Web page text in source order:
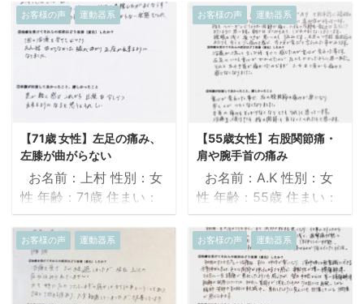
良くなり、朝の目覚めが
良くなった。朝起床して
からの動き出しが良くな
感じがした。現在の所は
歩行中の左足の内反(捻
り)は ...
日には膝の違和感がなく
なり、膝を伸ばした時の
不快感も無くなりまし
た。 ③体調が回復して
良かったこと、嬉 ...
師 ①治療を受ける前
の症状 肩こりがあり、ひ
どい時には吐き気や頭
また首を動かすと寝違え
たような痛みが見られ
れらの症状はどう改善
（変化）したか？ 1回の
施術で首の痛みがなくな
りました。首を動かしや
すくなったため、肩こり
も軽減しました。自覚は
なかったのですが、骨盤
のズレがあったらしく、
治療を受ける前の症状
20年前に左股関節の骨切
り術を受けて快適に過ご
していましたが、3年前
より歩行時に左股関節が
痛み、屈曲も悪くなり常
に整骨院や整体の治療が
必要な日常生活を送って
いました。 その結果、左
股関節の人工関節術をす
ることとなり、術後は痛
みはなくなりましたが、
寝返りをしようとした時
に目眩がしていました。
その後も突然首を後ろに
お客様の声 運動器系
【71歳 女性】左足の痛み、
左膝が曲がらない
お名前：上村 性別：女
性 年齢：71歳 住まい：
高知県 職業：主婦 ①
治療を受ける前の症状 2
年前に温泉で転倒して左
上腕を骨折。手術を受け
2ヶ月入院生活を送りま
お客様の声 運動器系
【55歳女性】右股関節痛・
肩や腕手首の痛み
お名前：A.K 性別：女
性 年齢：55歳 住まい：
和歌山県 職業：介護職
①治療を受ける前の症
状 職業柄か腰痛、肩や
腕、手首の痛みがあり、
数十年前に頚椎のヘルニ
お客様の声 運動器系 お客様の声 運動器系